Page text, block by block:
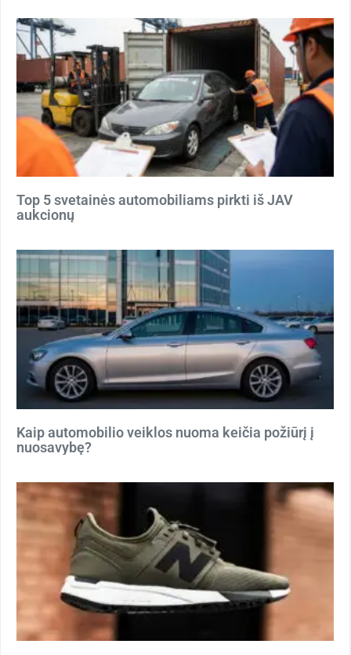
Top 5 svetainės automobiliams pirkti iš JAV
aukcionų
Kaip automobilio veiklos nuoma keičia požiūrį į
nuosavybę?